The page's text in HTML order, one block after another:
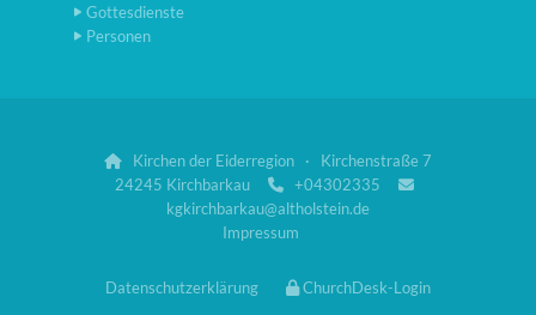
Gottesdienste
Personen

Kirchen der Eiderregion · Kirchenstraße 7
24245 Kirchbarkau
 +04302335 
kgkirchbarkau@altholstein.de
Impressum
Datenschutzerklärung ChurchDesk-Login